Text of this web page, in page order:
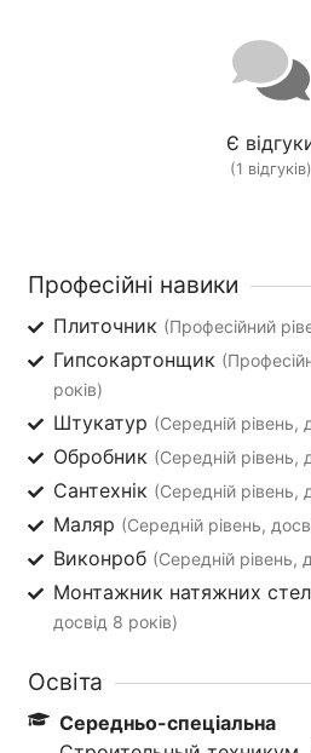
Є
(1 відгуків)
Професійні навики
Плиточник (Професійний
Гипсокартонщик
років)
Штукатур (Середній рівень,
Обробник (Середній рівень,
Сантехнік (Середній рівень,
Маляр (Середній рівень,
Виконроб (Середній рівень,
Монтажник натяжних
досвід 8 років)
Освіта
Середньо-спеціальна